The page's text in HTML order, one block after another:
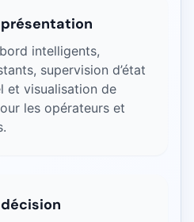
intelligents,
supervision d’état
et visualisation de
les opérateurs et